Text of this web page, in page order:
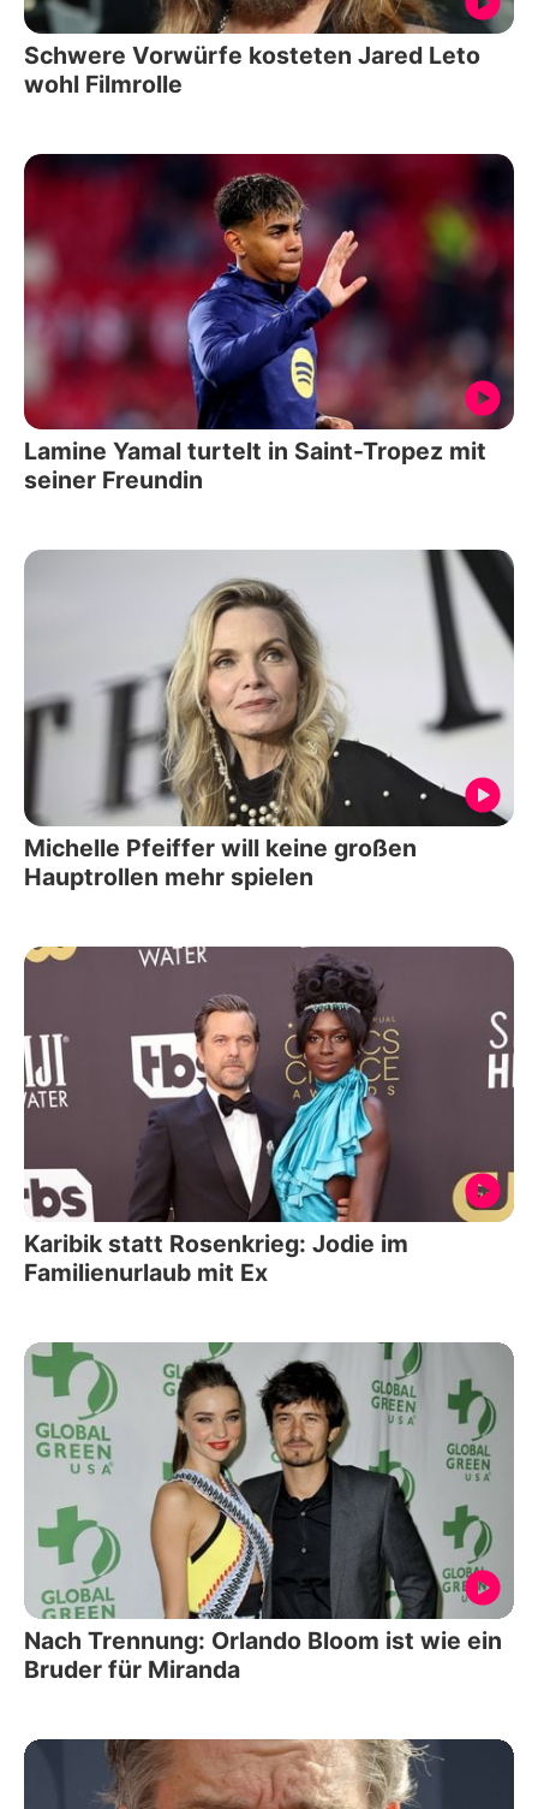
Schwere Vorwürfe kosteten Jared Leto
wohl Filmrolle
Lamine Yamal turtelt in Saint-Tropez mit
seiner Freundin
Michelle Pfeiffer will keine großen
Hauptrollen mehr spielen
Karibik statt Rosenkrieg: Jodie im
Familienurlaub mit Ex
Nach Trennung: Orlando Bloom ist wie ein
Bruder für Miranda